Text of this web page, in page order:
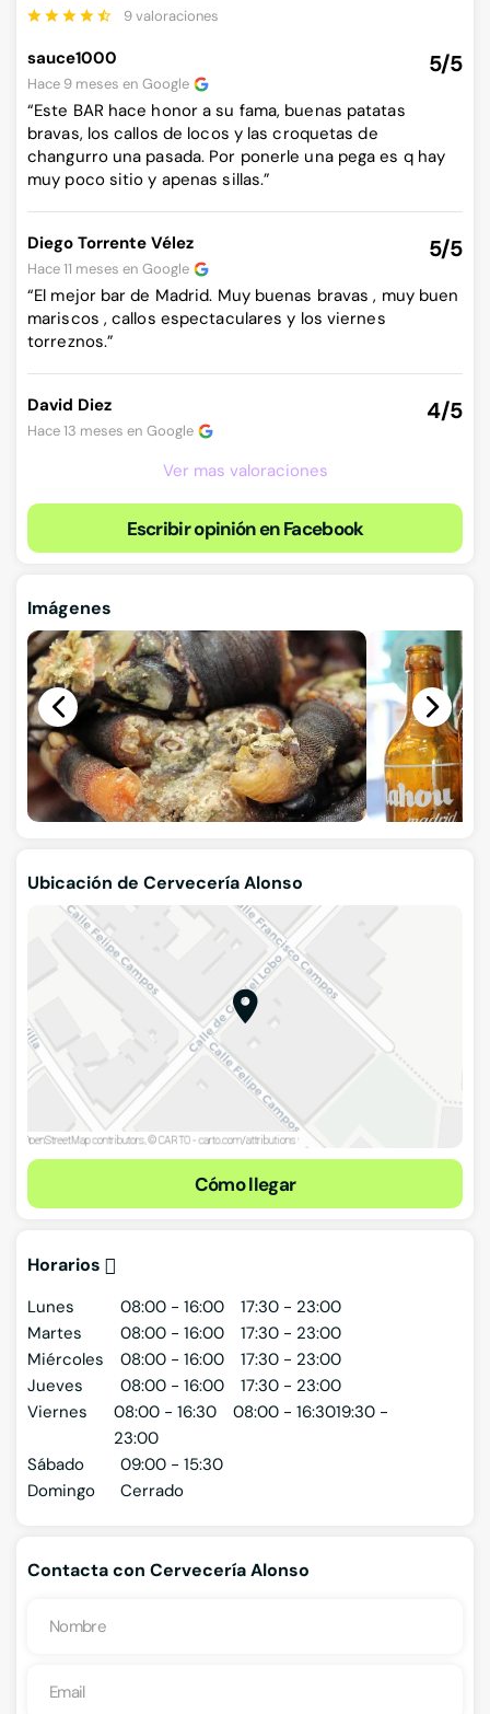
9 valoraciones
5/5
sauce1000
Hace 9 meses en Google
“Este BAR hace honor a su fama, buenas patatas
bravas, los callos de locos y las croquetas de
changurro una pasada. Por ponerle una pega es q hay
muy poco sitio y apenas sillas.”
5/5
Diego Torrente Vélez
Hace 11 meses en Google
“El mejor bar de Madrid. Muy buenas bravas , muy buen
mariscos , callos espectaculares y los viernes
torreznos.”
4/5
David Diez
Hace 13 meses en Google
Ver mas valoraciones
Escribir opinión en Facebook
Imágenes
Ubicación de Cervecería Alonso
Cómo llegar
Horarios
Lunes 08:00 - 16:00
17:30 - 23:00
Martes
08:00 - 16:00
17:30 - 23:00
Miércoles
08:00 - 16:00
17:30 - 23:00
Jueves
08:00 - 16:00
17:30 - 23:00
Viernes
08:00 - 16:30 08:00 - 16:3019:30 -
23:00
Sábado
09:00 - 15:30
Domingo
Cerrado
Contacta con Cervecería Alonso